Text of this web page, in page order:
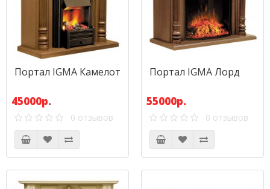
Портал IGMA Камелот
45000р.
0 отзывов
Портал IGMA Лорд
55000р.
0 отзывов